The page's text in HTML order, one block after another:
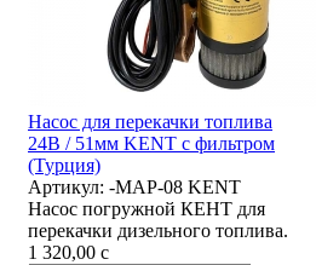
Насос для перекачки топлива
24В / 51мм KENT с фильтром
(Турция)
Артикул: -MAP-08 KENT
Насос погружной КЕНТ для
перекачки дизельного топлива.
1 320,00 c